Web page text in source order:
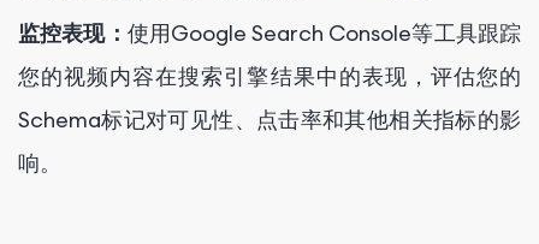
监控表现： 使用Google Search Console等工具跟踪
您的视频内容在搜索引擎结果中的表现，评估您的
Schema标记对可见性、点击率和其他相关指标的影
响。